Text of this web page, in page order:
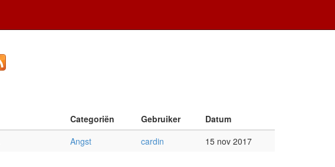
Categoriën Gebruiker
Datum
Angst cardin 15 nov 2017